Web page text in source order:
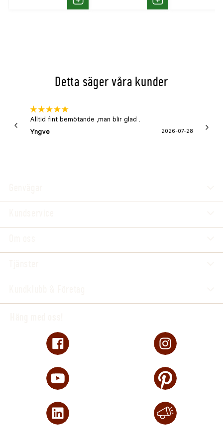
Köp Köp
Detta säger våra kunder
Alltid fint bemötande ,man blir glad .
Yngve
2026-07-28